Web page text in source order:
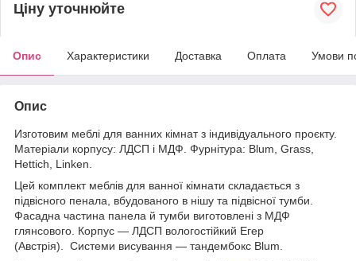
Ціну уточнюйте
Опис Характеристики Доставка Оплата Умови
Опис
Изготовим меблі для ванних кімнат з індивідуального проєкту.
Матеріали корпусу: ЛДСП і МДФ. Фурнітура: Blum, Grass,
Hettich, Linken.
Цей комплект меблів для ванної кімнати складається з
підвісного пенала, вбудованого в нішу та підвісної тумби.
Фасадна частина панела й тумби виготовлені з МДФ
глянсового. Корпус — ЛДСП вологостійкий Егер
(Австрія). Системи висування — тандембокс Blum.